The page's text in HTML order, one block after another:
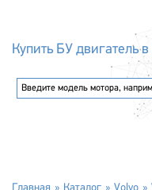
Купить БУ двигатель